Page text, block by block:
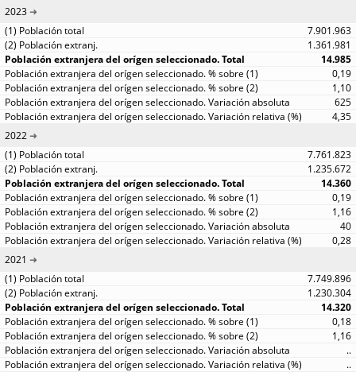
2023
7.901.963
1.361.981
14.985
0,19
1,10
625
4,35
2022
7.761.823
1.235.672
14.360
0,19
1,16
40
0,28
2021
7.749.896
1.230.304
14.320
0,18
1,16
..
..